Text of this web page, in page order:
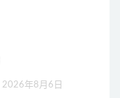
2026年8月6日